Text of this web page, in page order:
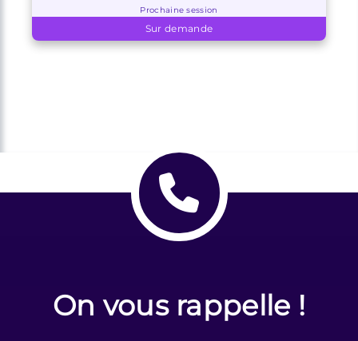
Prochaine session
Sur demande
On vous rappelle !